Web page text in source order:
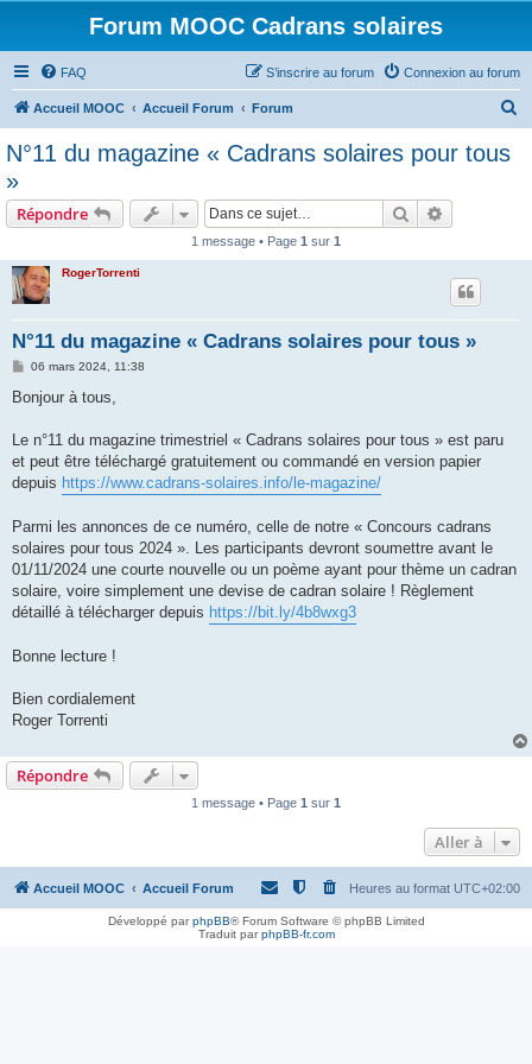
Forum MOOC Cadrans solaires
FAQ Connexion au forum
S’inscrire au forum
Accueil MOOC Accueil Forum Forum
N°11 du magazine « Cadrans solaires pour tous
»
Répondre Rechercher
1 message • Page 1 sur 1
RogerTorrenti
N°11 du magazine « Cadrans solaires pour tous »
M
s
g
06 mars 2024, 11:38
Bonjour à tous,
Le n°11 du magazine trimestriel « Cadrans solaires pour tous » est paru
et peut être téléchargé gratuitement ou commandé en version papier
depuis https://www.cadrans-solaires.info/le-magazine/
Parmi les annonces de ce numéro, celle de notre « Concours cadrans
solaires pour tous 2024 ». Les participants devront soumettre avant le
01/11/2024 une courte nouvelle ou un poème ayant pour thème un cadran
solaire, voire simplement une devise de cadran solaire ! Règlement
détaillé à télécharger depuis https://bit.ly/4b8wxg3
Bonne lecture !
Bien cordialement
Roger Torrenti
Répondre
1 message • Page 1 sur 1
Aller à
Accueil MOOC Accueil Forum Heures au format UTC+02:00
Développé parphpBB® Forum Software © phpBB Limited
Traduit parphpBB-fr.com